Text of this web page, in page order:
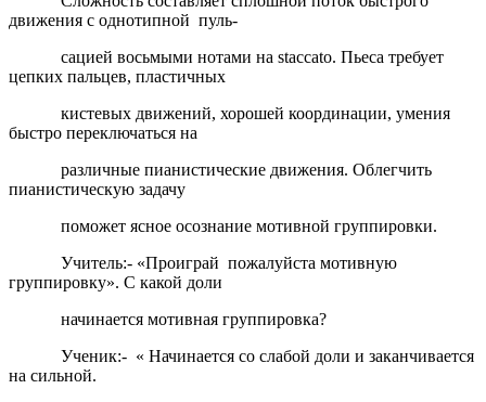
движения с однотипной пуль-
сацией восьмыми нотами на staccato. Пьеса требует
цепких пальцев, пластичных
кистевых движений, хорошей координации, умения
быстро переключаться на
различные пианистические движения. Облегчить
пианистическую задачу
поможет ясное осознание мотивной группировки.
Учитель:- «Проиграй пожалуйста мотивную
группировку». С какой доли
начинается мотивная группировка?
Ученик:- « Начинается со слабой доли и заканчивается
на сильной.